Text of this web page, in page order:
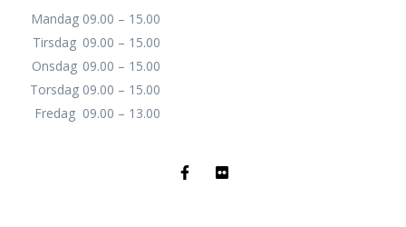
Mandag 09.00 – 15.00
Tirsdag 09.00 – 15.00
Onsdag 09.00 – 15.00
Torsdag 09.00 – 15.00
Fredag 09.00 – 13.00